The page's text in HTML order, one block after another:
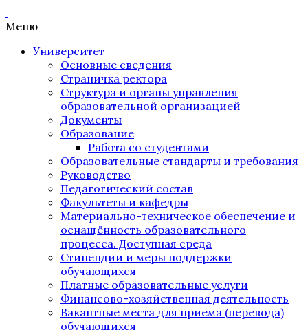
Меню
Университет
Основные сведения
Страничка ректора
Структура и органы управления
образовательной организацией
Документы
Образование
Работа со студентами
Образовательные стандарты и требования
Руководство
Педагогический состав
Факультеты и кафедры
Материально-техническое обеспечение и
оснащённость образовательного
процесса. Доступная среда
Стипендии и меры поддержки
обучающихся
Платные образовательные услуги
Финансово-хозяйственная деятельность
Вакантные места для приема (перевода)
обучающихся